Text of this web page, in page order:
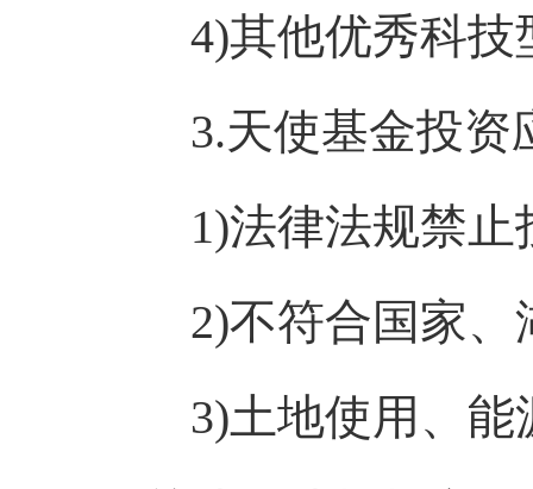
4)其他优秀科技
3.天使基金投资
1)法律法规禁止
2)不符合国家、
3)土地使用、能